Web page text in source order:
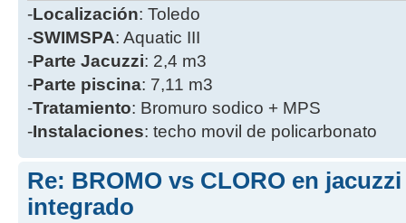
-Localización: Toledo
-SWIMSPA: Aquatic III
-Parte Jacuzzi: 2,4 m3
-Parte piscina: 7,11 m3
-Tratamiento: Bromuro sodico + MPS
-Instalaciones: techo movil de policarbonato
Re: BROMO vs CLORO en
integrado